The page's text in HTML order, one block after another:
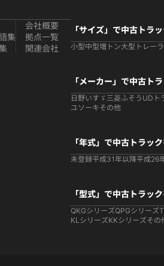
集
会社概要
拠点一覧
関連会社
「サイズ」で中古トラ
小型中型増トン大型 トレーラ
「メーカー」で中古ト
日野いすゞ 三菱ふそう UDト
ユソーキその他
「年式」で中古トラッ
未登録平成31年以降平成26
「型式」で中古トラッ
QKGシリーズQPGシリーズ
KLシリーズKKシリーズその